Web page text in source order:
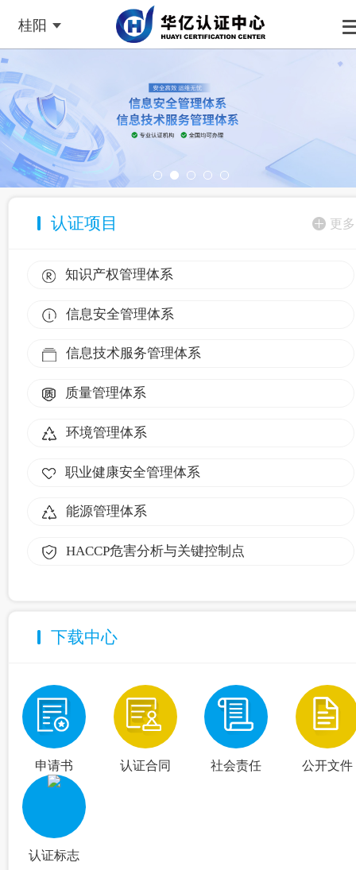
桂阳
认证项目 更多
知识产权管理体系
信息安全管理体系
信息技术服务管理体系
质量管理体系
环境管理体系
职业健康安全管理体系
能源管理体系
HACCP危害分析与关键控制点
下载中心
申请书 认证合同 社会责任 公开文件
认证标志